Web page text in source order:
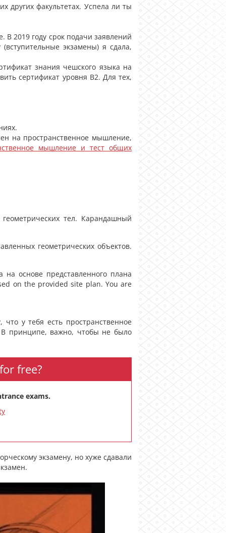
других факультетах. Успела ли ты
2019 году срок подачи заявлений
экзамены) я сдала,
знания чешского языка на
сертификат уровня В2. Для тех,
на пространственное мышление,
мышление и тест общих
тел. Карандашный
геометрических объектов.
на основе представленного плана
on the provided site plan. You are
у тебя есть пространственное
принципе, важно, чтобы не было
free?
exams.
экзамену, но хуже сдавали